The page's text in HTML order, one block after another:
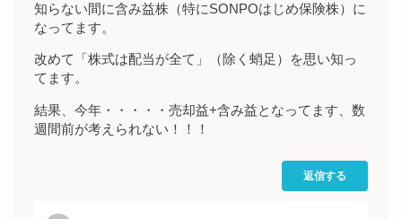
知らない間に含み益株（特にSONPOはじめ保険株）に
なってます。
改めて「株式は配当が全て」（除く蛸足）を思い知っ
てます。
結果、今年・・・・・売却益+含み益となってます、数
週間前が考えられない！！！
返信する